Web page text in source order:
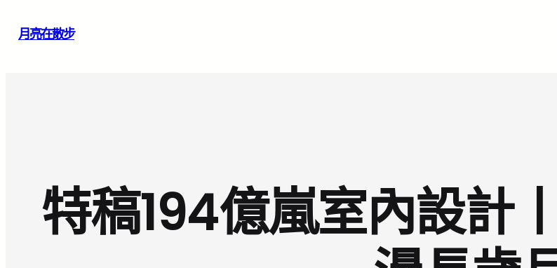
月亮在散步
特稿194億嵐室內設計